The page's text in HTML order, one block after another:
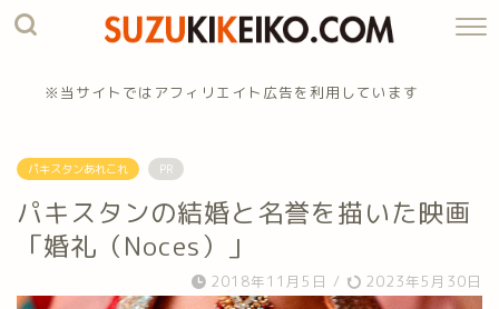
※当サイトではアフィリエイト広告を利用しています
パキスタンあれこれ PR
パキスタンの結婚と名誉を描いた映画
「婚礼（Noces）」
2018年11月5日 / 2023年5月30日